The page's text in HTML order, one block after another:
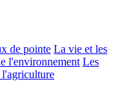
de pointe La vie et les
l'environnement Les
l'agriculture